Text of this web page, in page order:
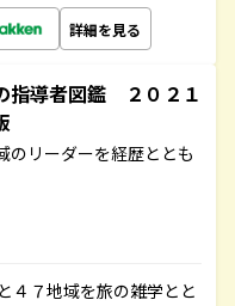
詳細を見る
導者図鑑 ２０２１
のリーダーを経歴ととも
４７地域を旅の雑学とと